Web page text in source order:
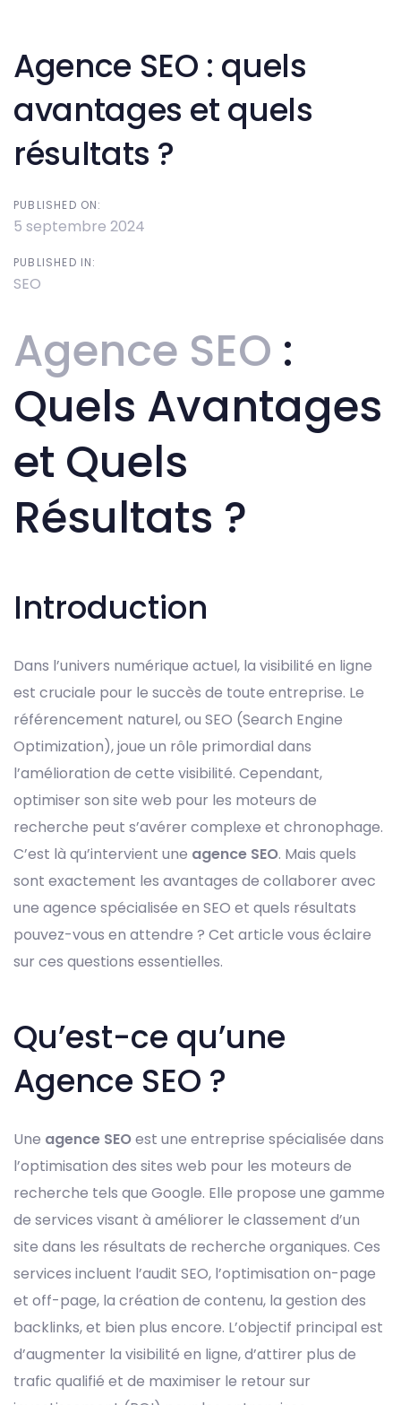
Agence SEO : quels
avantages et quels
résultats ?
PUBLISHED ON:
5 septembre 2024
PUBLISHED IN:
SEO
Agence SEO :
Quels Avantages
et Quels
Résultats ?
Introduction
Dans l’univers numérique actuel, la visibilité en ligne
est cruciale pour le succès de toute entreprise. Le
référencement naturel, ou SEO (Search Engine
Optimization), joue un rôle primordial dans
l’amélioration de cette visibilité. Cependant,
optimiser son site web pour les moteurs de
recherche peut s’avérer complexe et chronophage.
C’est là qu’intervient une agence SEO. Mais quels
sont exactement les avantages de collaborer avec
une agence spécialisée en SEO et quels résultats
pouvez-vous en attendre ? Cet article vous éclaire
sur ces questions essentielles.
Qu’est-ce qu’une
Agence SEO ?
Une agence SEOest une entreprise spécialisée dans
l’optimisation des sites web pour les moteurs de
recherche tels que Google. Elle propose une gamme
de services visant à améliorer le classement d’un
site dans les résultats de recherche organiques. Ces
services incluent l’audit SEO, l’optimisation on-page
et off-page, la création de contenu, la gestion des
backlinks, et bien plus encore. L’objectif principal est
d’augmenter la visibilité en ligne, d’attirer plus de
trafic qualifié et de maximiser le retour sur
navigation